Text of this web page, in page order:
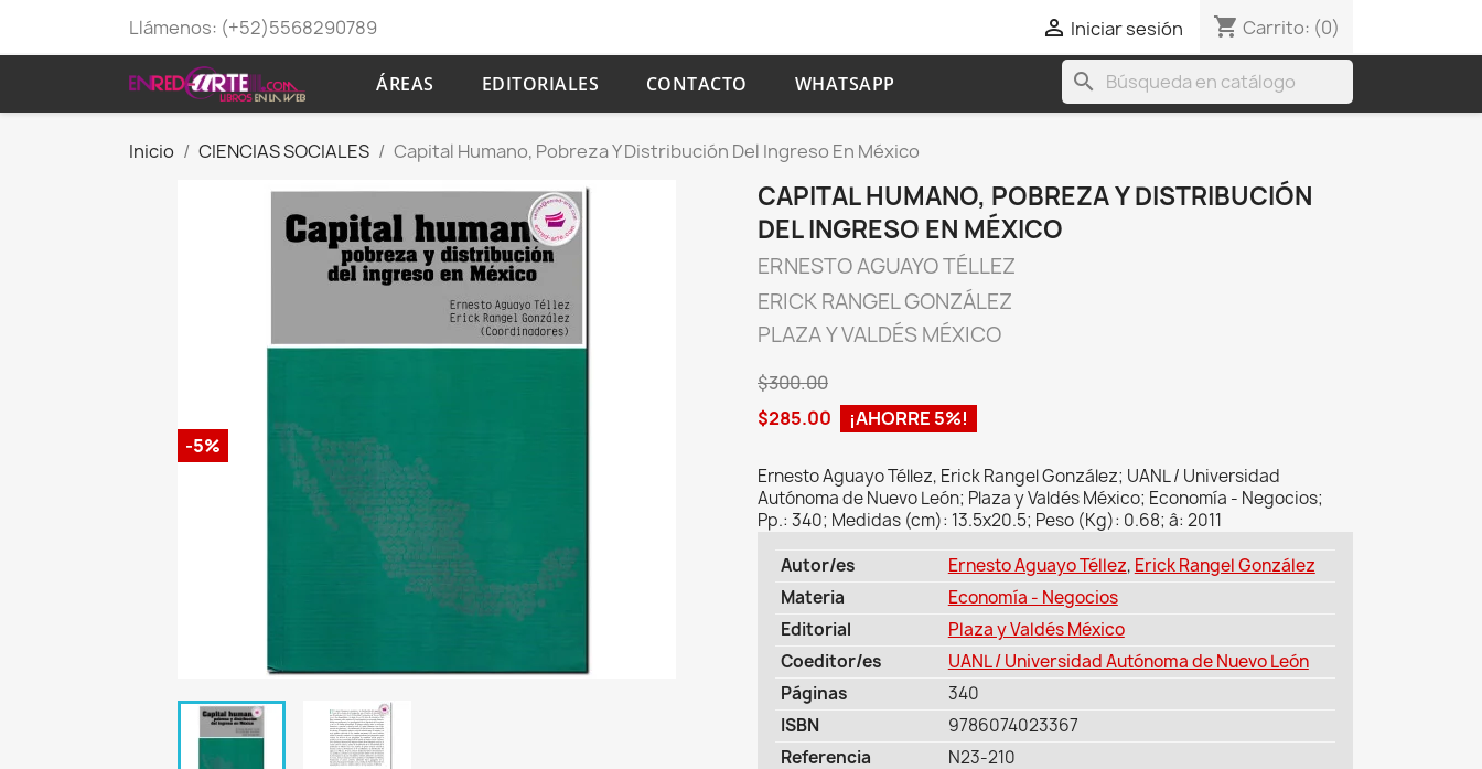
Llámenos: (+52)5568290789  Iniciar sesión shopping_cart Carrito: (0)
ÁREAS EDITORIALES CONTACTO WHATSAPP search
Inicio CIENCIAS SOCIALES Capital Humano, Pobreza Y Distribución Del Ingreso En México
-5%
CAPITAL HUMANO, POBREZA Y DISTRIBUCIÓN
DEL INGRESO EN MÉXICO
ERNESTO AGUAYO TÉLLEZ
ERICK RANGEL GONZÁLEZ
PLAZA Y VALDÉS MÉXICO
$300.00
$285.00
¡AHORRE 5%!
Ernesto Aguayo Téllez, Erick Rangel González; UANL / Universidad
Autónoma de Nuevo León; Plaza y Valdés México; Economía - Negocios;
Pp.: 340; Medidas (cm): 13.5x20.5; Peso (Kg): 0.68; â: 2011
Autor/es
Ernesto Aguayo Téllez, Erick Rangel González
Materia
Economía - Negocios
Editorial
Plaza y Valdés México
Coeditor/es
UANL / Universidad Autónoma de Nuevo León
Páginas
340
ISBN
9786074023367
Referencia
N23-210